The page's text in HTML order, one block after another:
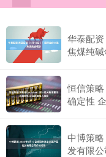
华泰配
焦煤纯
恒信策
确定性
中博策
发有限